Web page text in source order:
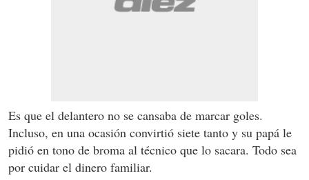
Es que el delantero no se cansaba de marcar goles.
Incluso, en una ocasión convirtió siete tanto y su papá le
pidió en tono de broma al técnico que lo sacara. Todo sea
por cuidar el dinero familiar.